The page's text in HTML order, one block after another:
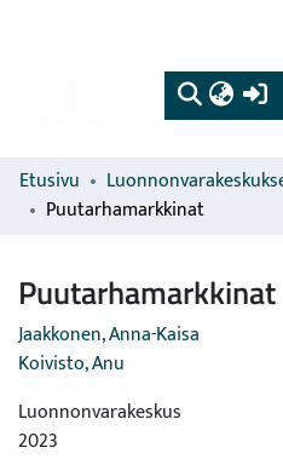
Etusivu
Puutarhamarkkinat
Puutarhamarkkinat
Jaakkonen, Anna-Kaisa
Koivisto, Anu
Luonnonvarakeskus
2023